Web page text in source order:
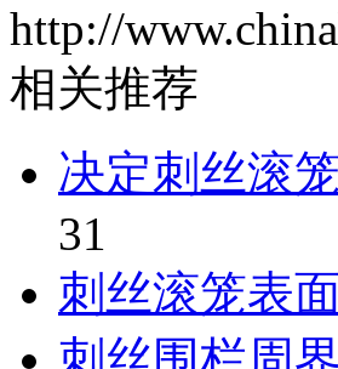
http://
相关推荐
决定刺丝滚
31
刺丝滚笼表
刺丝围栏周